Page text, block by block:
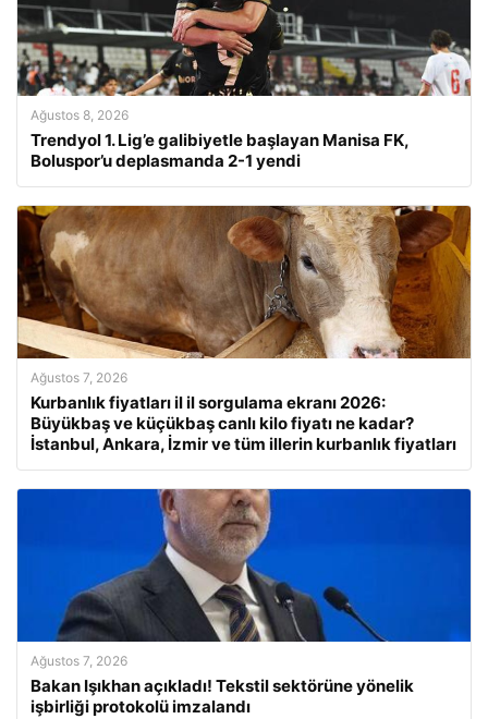
Ağustos 8, 2026
Trendyol 1. Lig’e galibiyetle başlayan Manisa FK,
Boluspor’u deplasmanda 2-1 yendi
Ağustos 7, 2026
Kurbanlık fiyatları il il sorgulama ekranı 2026:
Büyükbaş ve küçükbaş canlı kilo fiyatı ne kadar?
İstanbul, Ankara, İzmir ve tüm illerin kurbanlık fiyatları
Ağustos 7, 2026
Bakan Işıkhan açıkladı! Tekstil sektörüne yönelik
işbirliği protokolü imzalandı